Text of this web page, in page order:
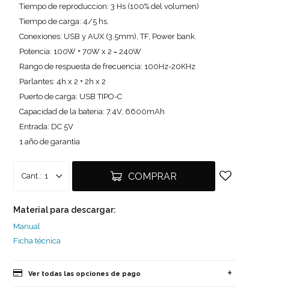
Tiempo de reproduccion: 3 Hs (100% del volumen)
Tiempo de carga: 4/5 hs.
Conexiones: USB y AUX (3.5mm), TF, Power bank.
Potencia: 100W + 70W x 2 = 240W
Rango de respuesta de frecuencia: 100Hz-20KHz
Parlantes: 4h x 2 + 2h x 2
Puerto de carga: USB TIPO-C
Capacidad de la bateria: 7.4V, 6600mAh
Entrada: DC 5V
1 año de garantìa
1 COMPRAR
Material para descargar:
Manual
Ficha técnica
Ver todas las opciones de pago